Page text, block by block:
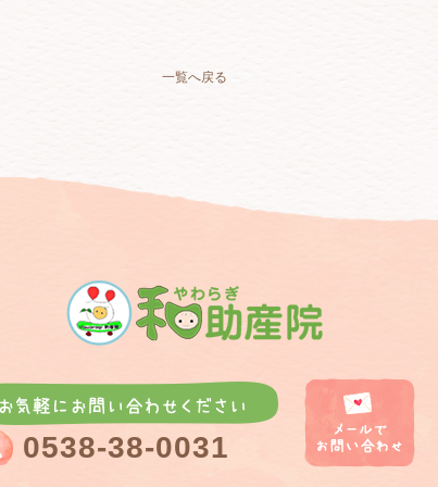
一覧へ戻る
0538-38-0031